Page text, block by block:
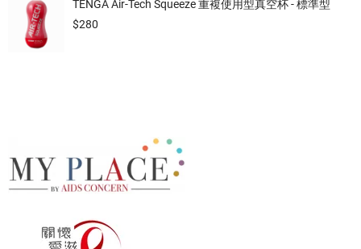
TENGA Air-Tech Squeeze 重複使用型真空杯 - 標準型
$280